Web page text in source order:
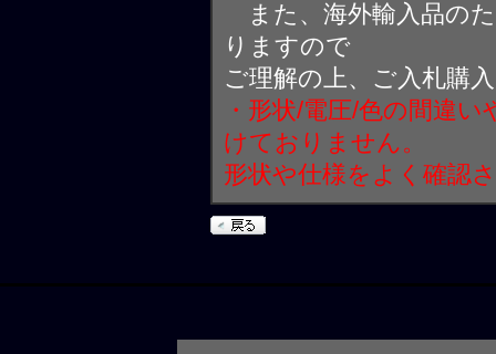
また、海外輸入品の
りますので
ご理解の上、ご入札購
・形状/電圧/色の間違
けておりません。
形状や仕様をよく確認